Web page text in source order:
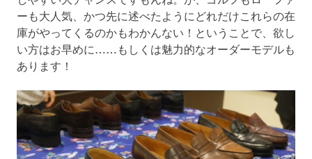
ーも大人気、かつ先に述べたようにどれだけこれらの在
庫がやってくるのかもわかんない！ということで、欲し
い方はお早めに……もしくは魅力的なオーダーモデルも
あります！